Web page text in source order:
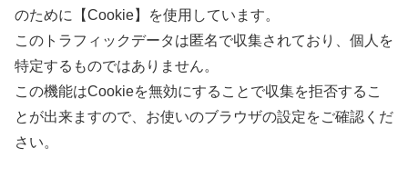
のために【Cookie】を使用しています。
このトラフィックデータは匿名で収集されており、個人を
特定するものではありません。
この機能はCookieを無効にすることで収集を拒否するこ
とが出来ますので、お使いのブラウザの設定をご確認くだ
さい。